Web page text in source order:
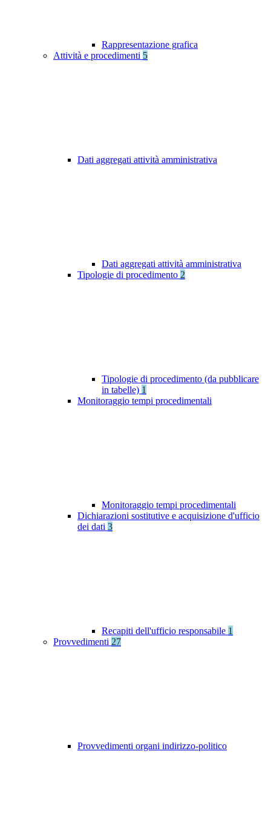
Rappresentazione grafica
Attività e procedimenti 5
Dati aggregati attività amministrativa
Dati aggregati attività amministrativa
Tipologie di procedimento 2
Tipologie di procedimento (da pubblicare
in tabelle) 1
Monitoraggio tempi procedimentali
Monitoraggio tempi procedimentali
Dichiarazioni sostitutive e acquisizione d'ufficio
dei dati 3
Recapiti dell'ufficio responsabile 1
Provvedimenti 27
Provvedimenti organi indirizzo-politico